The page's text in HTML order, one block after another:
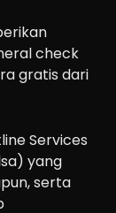
check
gratis dari
Services
yang
serta